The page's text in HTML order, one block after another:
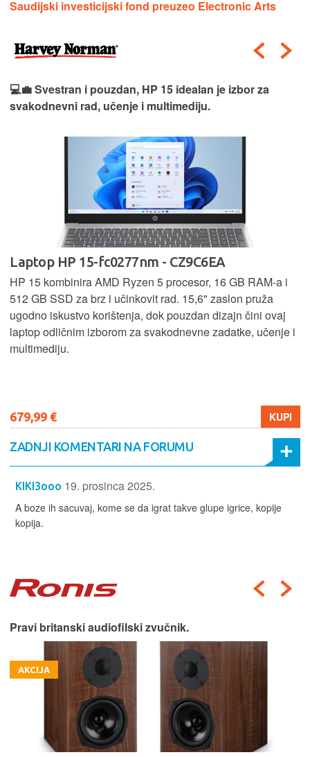
Saudijski investicijski fond preuzeo Electronic Arts
💻💼 Svestran i pouzdan, HP 15 idealan je izbor za
svakodnevni rad, učenje i multimediju.
Laptop HP 15-fc0277nm - CZ9C6EA
HP 15 kombinira AMD Ryzen 5 procesor, 16 GB RAM-a i
512 GB SSD za brz i učinkovit rad. 15,6" zaslon pruža
ugodno iskustvo korištenja, dok pouzdan dizajn čini ovaj
laptop odličnim izborom za svakodnevne zadatke, učenje i
multimediju.
679,99 € KUPI
ZADNJI KOMENTARI NA FORUMU
KIKI3ooo 19. prosinca 2025.
A boze ih sacuvaj, kome se da igrat takve glupe igrice, kopije
kopija.
Pravi britanski audiofilski zvučnik.
AKCIJA